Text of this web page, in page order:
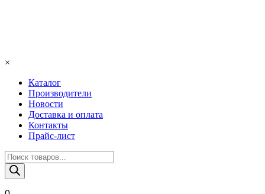
×
Каталог
Производители
Новости
Доставка и оплата
Контакты
Прайс-лист
Поиск
товаров